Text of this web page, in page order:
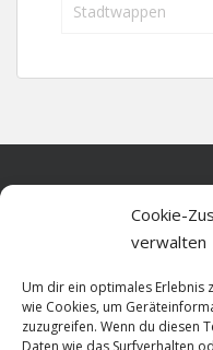
Cookie-
verwalten
Um dir ein optimales Erlebnis
wie Cookies, um
zuzugreifen. Wenn du diesen
Daten wie das Surfverhalten
Stadtwappen
Datenschutz
Cookie-Richtlinie (EU)